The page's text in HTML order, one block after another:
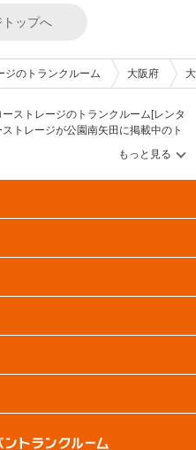
専用のスペースなので、安心して利
万が一のことがあっても対応できる
い合わせれば、自社の物件管理部隊
錠でき、スタッフの立会いがなくて
やスマホのみでも契約申し込みが
クハウス24。インパクトがありな
スだが、そのはじめたきっかけをお
屋外のコンテナ型トランクルームで
あることも多く、車を利用して自
で清潔な部屋といった機能面でも
便利さが気に入り、長く継続して使
材だった。
ップへ
ジのトランクルーム 大阪府
ストレージのトランクルーム[レンタ
トレージが公園南矢田に掲載中のト
ンテナなどの収納スペースを、借り
セキュリティ・空調完備・24時間出し
物件数から様々な方法でご希望の収
情報サイトです。公園南矢田のハロ